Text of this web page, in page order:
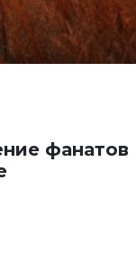
фанатов